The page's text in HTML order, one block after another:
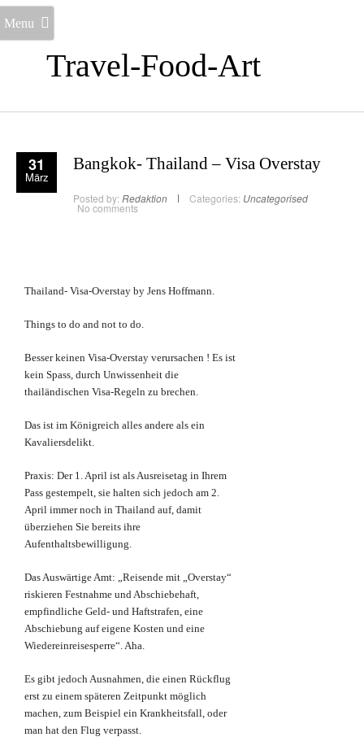
Travel-Food-Art
Menu
31
März
Bangkok- Thailand – Visa Overstay
Posted by: Redaktion Categories: Uncategorised
No comments
Thailand- Visa-Overstay by Jens Hoffmann.
Things to do and not to do.
Besser keinen Visa-Overstay verursachen ! Es ist
kein Spass, durch Unwissenheit die
thailändischen Visa-Regeln zu brechen.
Das ist im Königreich alles andere als ein
Kavaliersdelikt.
Praxis: Der 1. April ist als Ausreisetag in Ihrem
Pass gestempelt, sie halten sich jedoch am 2.
April immer noch in Thailand auf, damit
überziehen Sie bereits ihre
Aufenthaltsbewilligung.
Das Auswärtige Amt: „Reisende mit „Overstay“
riskieren Festnahme und Abschiebehaft,
empfindliche Geld- und Haftstrafen, eine
Abschiebung auf eigene Kosten und eine
Wiedereinreisesperre“. Aha.
Es gibt jedoch Ausnahmen, die einen Rückflug
erst zu einem späteren Zeitpunkt möglich
machen, zum Beispiel ein Krankheitsfall, oder
man hat den Flug verpasst.